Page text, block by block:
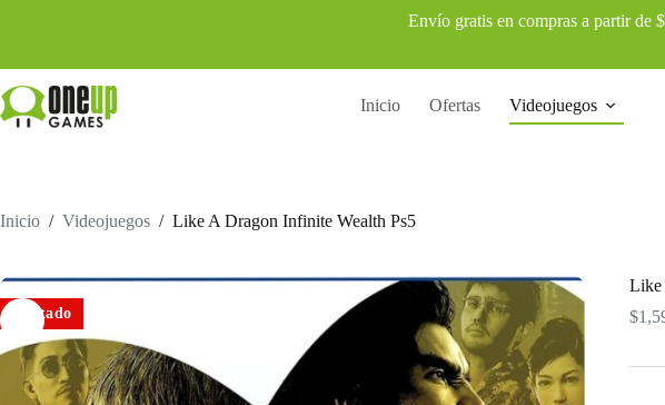
Envío gratis en compras a partir de
Inicio Ofertas Videojuegos
Inicio / Videojuegos / Like A Dragon Infinite Wealth Ps5
Agotado
Like
$